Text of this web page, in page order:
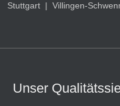
Stuttgart | Villingen-
Unser